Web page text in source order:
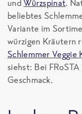
undWürzspinat.
beliebtes
Variante im
würzigen Kräutern
Schlemmer Veggie
siehst: Bei FRoSTA
Geschmack.